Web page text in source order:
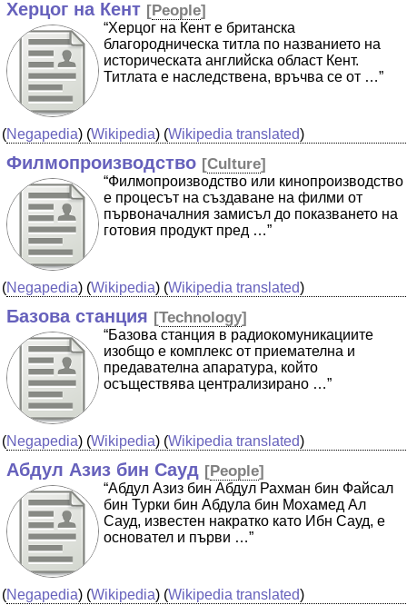
Херцог на Кент [People]
“Херцог на Кент е британска
благородническа титла по названието на
историческата английска област Кент.
Титлата е наследствена, връчва се от …”
(Negapedia) (Wikipedia) (Wikipedia translated)
Филмопроизводство [Culture]
“Филмопроизводство или кинопроизводство
е процесът на създаване на филми от
първоначалния замисъл до показването на
готовия продукт пред …”
(Negapedia) (Wikipedia) (Wikipedia translated)
Базова станция [Technology]
“Базова станция в радиокомуникациите
изобщо е комплекс от приемателна и
предавателна апаратура, който
осъществява централизирано …”
(Negapedia) (Wikipedia) (Wikipedia translated)
Абдул Азиз бин Сауд [People]
“Абдул Азиз бин Абдул Рахман бин Файсал
бин Турки бин Абдула бин Мохамед Ал
Сауд, известен накратко като Ибн Сауд, е
основател и първи …”
(Negapedia) (Wikipedia) (Wikipedia translated)